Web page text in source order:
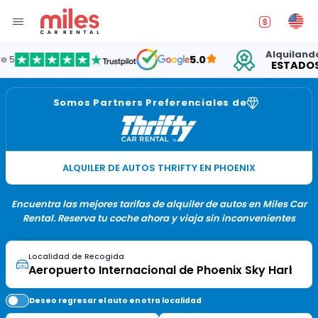
5.0 Alquilando
ESTADOS
Somos Partners Preferenciales de
ALQUILER DE AUTOS THRIFTY EN PHOENIX
Encuentra las mejores tarifas de alquiler de autos en Miles Car
Rental. Reserva tu coche ahora y viaja sin inconvenientes
Localidad de Recogida
Deseo regresar el auto en otra localidad